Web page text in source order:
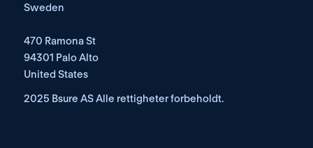
Sweden
470 Ramona St
94301 Palo Alto
United States
2025 Bsure AS Alle rettigheter forbeholdt.